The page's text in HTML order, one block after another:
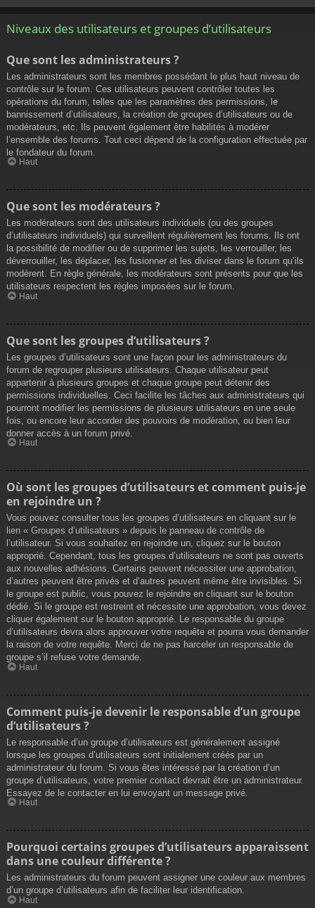
Niveaux des utilisateurs et groupes d’utilisateurs
Que sont les administrateurs ?
Les administrateurs sont les membres possédant le plus haut niveau de
contrôle sur le forum. Ces utilisateurs peuvent contrôler toutes les
opérations du forum, telles que les paramètres des permissions, le
bannissement d’utilisateurs, la création de groupes d’utilisateurs ou de
modérateurs, etc. Ils peuvent également être habilités à modérer
l’ensemble des forums. Tout ceci dépend de la configuration effectuée par
le fondateur du forum.
Haut
Que sont les modérateurs ?
Les modérateurs sont des utilisateurs individuels (ou des groupes
d’utilisateurs individuels) qui surveillent régulièrement les forums. Ils ont
la possibilité de modifier ou de supprimer les sujets, les verrouiller, les
déverrouiller, les déplacer, les fusionner et les diviser dans le forum qu’ils
modèrent. En règle générale, les modérateurs sont présents pour que les
utilisateurs respectent les règles imposées sur le forum.
Haut
Que sont les groupes d’utilisateurs ?
Les groupes d’utilisateurs sont une façon pour les administrateurs du
forum de regrouper plusieurs utilisateurs. Chaque utilisateur peut
appartenir à plusieurs groupes et chaque groupe peut détenir des
permissions individuelles. Ceci facilite les tâches aux administrateurs qui
pourront modifier les permissions de plusieurs utilisateurs en une seule
fois, ou encore leur accorder des pouvoirs de modération, ou bien leur
donner accès à un forum privé.
Haut
Où sont les groupes d’utilisateurs et comment puis-je
en rejoindre un ?
Vous pouvez consulter tous les groupes d’utilisateurs en cliquant sur le
lien « Groupes d’utilisateurs » depuis le panneau de contrôle de
l’utilisateur. Si vous souhaitez en rejoindre un, cliquez sur le bouton
approprié. Cependant, tous les groupes d’utilisateurs ne sont pas ouverts
aux nouvelles adhésions. Certains peuvent nécessiter une approbation,
d’autres peuvent être privés et d’autres peuvent même être invisibles. Si
le groupe est public, vous pouvez le rejoindre en cliquant sur le bouton
dédié. Si le groupe est restreint et nécessite une approbation, vous devez
cliquer également sur le bouton approprié. Le responsable du groupe
d’utilisateurs devra alors approuver votre requête et pourra vous demander
la raison de votre requête. Merci de ne pas harceler un responsable de
groupe s’il refuse votre demande.
Haut
Comment puis-je devenir le responsable d’un groupe
d’utilisateurs ?
Le responsable d’un groupe d’utilisateurs est généralement assigné
lorsque les groupes d’utilisateurs sont initialement créés par un
administrateur du forum. Si vous êtes intéressé par la création d’un
groupe d’utilisateurs, votre premier contact devrait être un administrateur.
Essayez de le contacter en lui envoyant un message privé.
Haut
Pourquoi certains groupes d’utilisateurs apparaissent
dans une couleur différente ?
Les administrateurs du forum peuvent assigner une couleur aux membres
d’un groupe d’utilisateurs afin de faciliter leur identification.
Haut